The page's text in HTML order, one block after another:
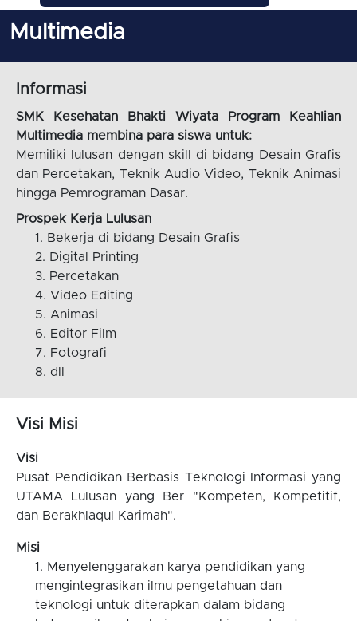
Multimedia
Informasi
SMK Kesehatan Bhakti Wiyata Program Keahlian
Multimedia membina para siswa untuk:
Memiliki lulusan dengan skill di bidang Desain Grafis
dan Percetakan, Teknik Audio Video, Teknik Animasi
hingga Pemrograman Dasar.
Prospek Kerja Lulusan
Bekerja di bidang Desain Grafis
Digital Printing
Percetakan
Video Editing
Animasi
Editor Film
Fotografi
dll
Visi Misi
Visi
Pusat Pendidikan Berbasis Teknologi Informasi yang
UTAMA Lulusan yang Ber "Kompeten, Kompetitif,
dan Berakhlaqul Karimah".
Misi
Menyelenggarakan karya pendidikan yang
mengintegrasikan ilmu pengetahuan dan
teknologi untuk diterapkan dalam bidang